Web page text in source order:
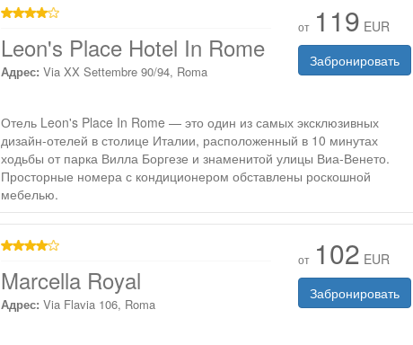
Leon's Place Hotel In Rome
Адрес: Via XX Settembre 90/94, Roma
от 119 EUR
Забронировать
Отель Leon's Place In Rome — это один из самых эксклюзивных
дизайн-отелей в столице Италии, расположенный в 10 минутах
ходьбы от парка Вилла Боргезе и знаменитой улицы Виа-Венето.
Просторные номера с кондиционером обставлены роскошной
мебелью.
Marcella Royal
Адрес: Via Flavia 106, Roma
от 102 EUR
Забронировать